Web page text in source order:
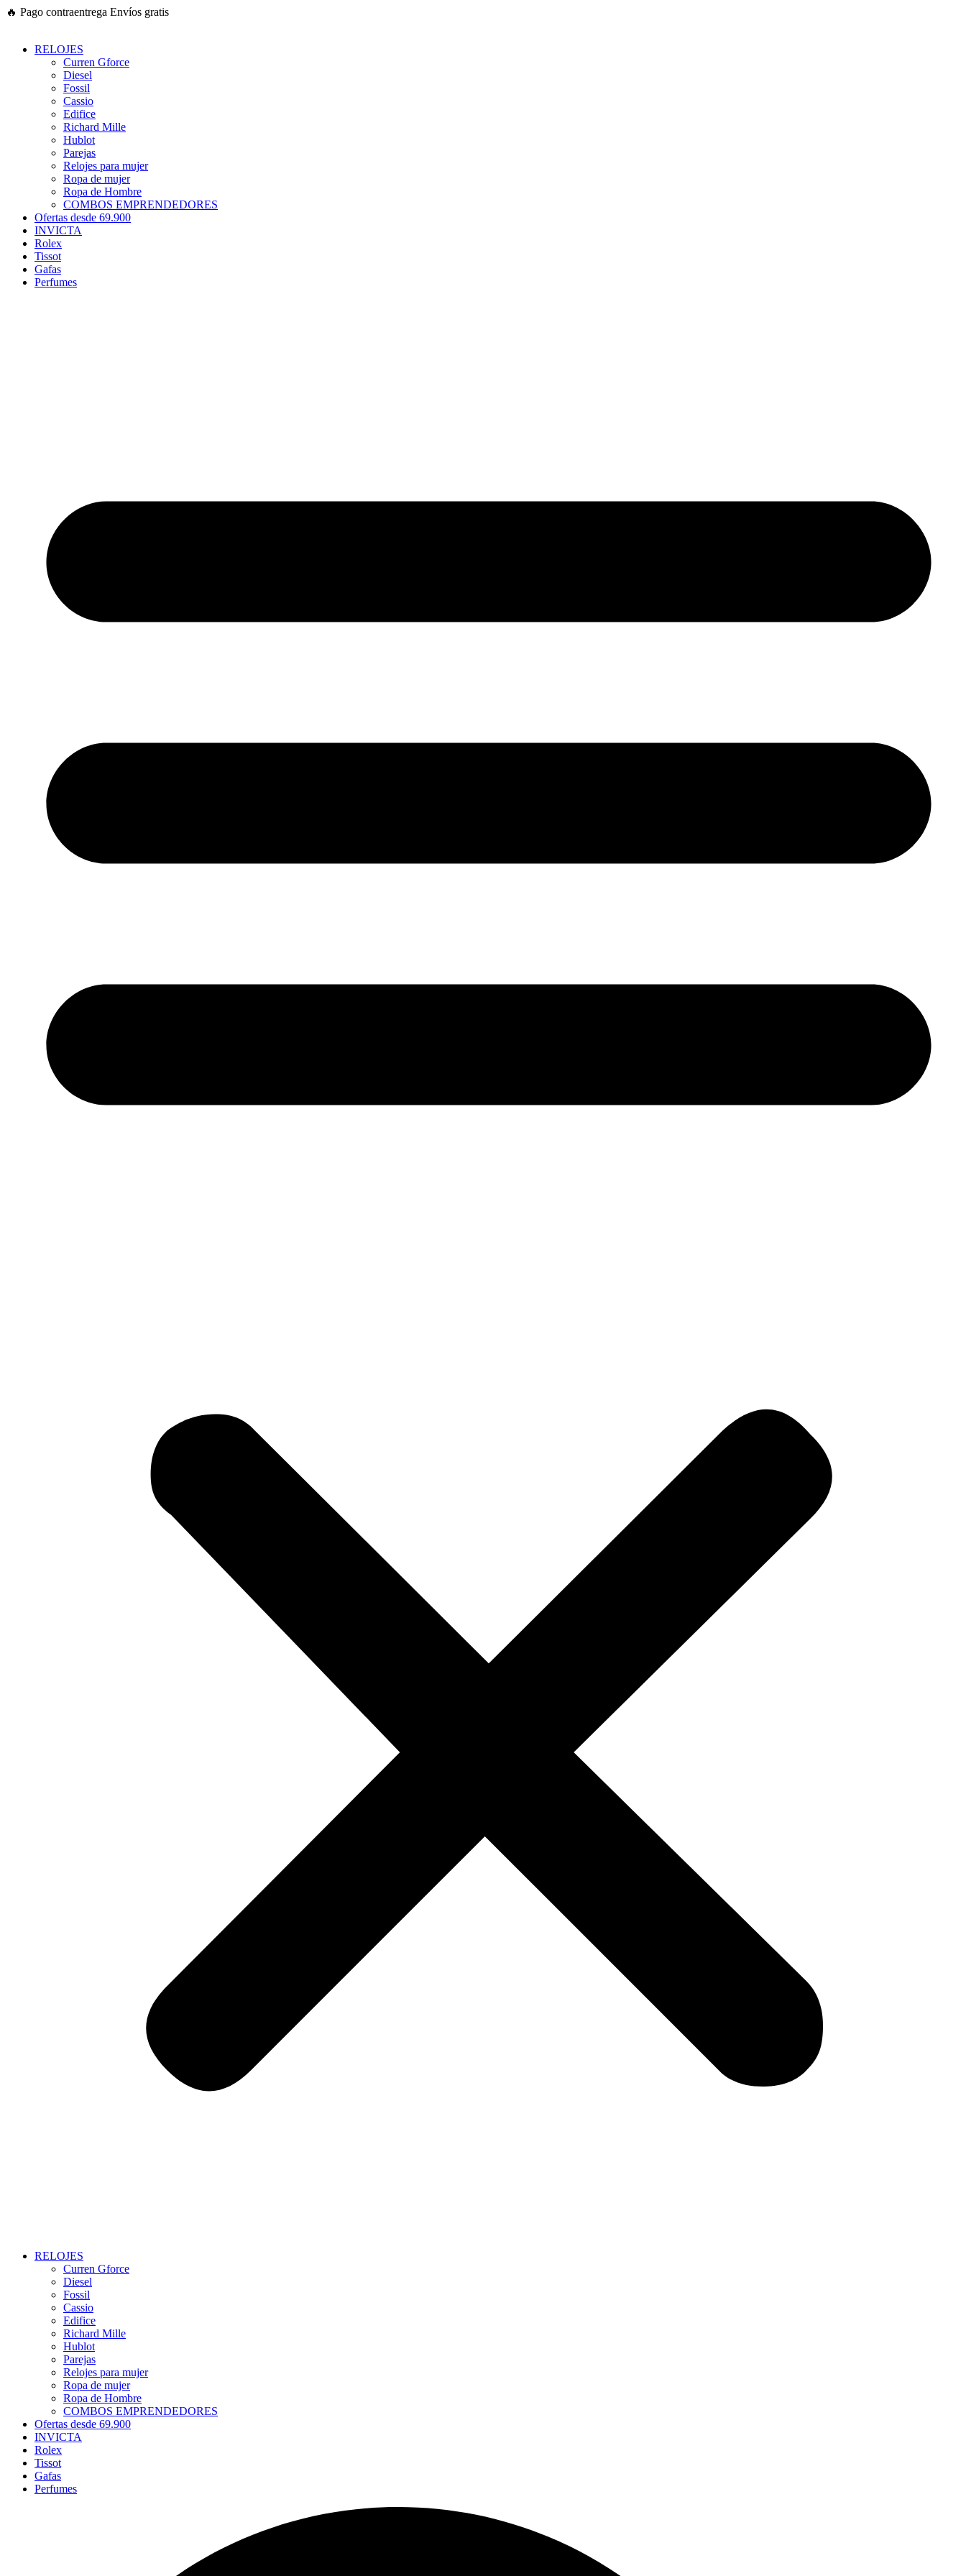
Ir
🔥 Pago contraentrega Envíos gratis
RELOJES
Curren Gforce
Diesel
Fossil
Cassio
Edifice
Richard Mille
Hublot
Parejas
Relojes para mujer
Ropa de mujer
Ropa de Hombre
COMBOS EMPRENDEDORES
Ofertas desde 69.900
INVICTA
Rolex
Tissot
Gafas
Perfumes
RELOJES
Curren Gforce
Diesel
Fossil
Cassio
Edifice
Richard Mille
Hublot
Parejas
Relojes para mujer
Ropa de mujer
Ropa de Hombre
COMBOS EMPRENDEDORES
Ofertas desde 69.900
INVICTA
Rolex
Tissot
Gafas
Perfumes